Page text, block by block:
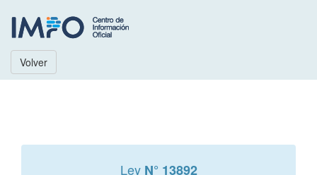
Volver
Ley N° 13892